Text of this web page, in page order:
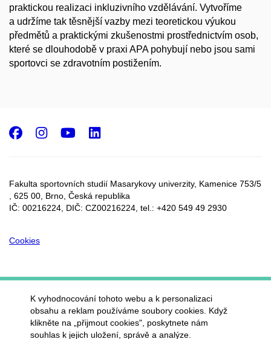
praktickou realizaci inkluzivního vzdělávání. Vytvoříme
a udržíme tak těsnější vazby mezi teoretickou výukou
předmětů a praktickými zkušenostmi prostřednictvím osob,
které se dlouhodobě v praxi APA pohybují nebo jsou sami
sportovci se zdravotním postižením.
Fakulta sportovních studií Masarykovy univerzity, Kamenice 753/5​
, 625 00, Brno, Česká republika
IČ: 00216224, DIČ: CZ00216224, tel.: +420 549 49 2930
Cookies
Facebook
Instagram
Youtube
K vyhodnocování tohoto webu a k personalizaci
obsahu a reklam používáme soubory cookies. Když
klikněte na „přijmout cookies", poskytnete nám
souhlas k jejich uložení, správě a analýze.